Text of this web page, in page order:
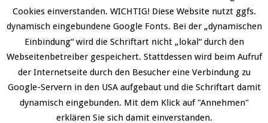
Cookies einverstanden. WICHTIG! Diese Website nutzt ggfs.
dynamisch eingebundene Google Fonts. Bei der „dynamischen
Einbindung“ wird die Schriftart nicht „lokal“ durch den
Webseitenbetreiber gespeichert. Stattdessen wird beim Aufruf
der Internetseite durch den Besucher eine Verbindung zu
Google-Servern in den USA aufgebaut und die Schriftart damit
dynamisch eingebunden. Mit dem Klick auf "Annehmen"
erklären Sie sich damit einverstanden.